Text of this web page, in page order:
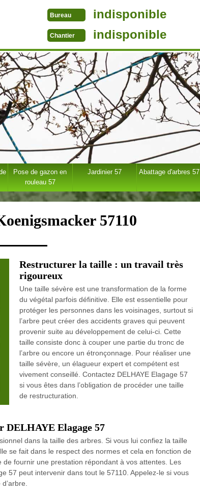
Bureau indisponible
Chantier indisponible
Pose de gazon en
rouleau 57
Jardinier 57 Abattage d'arbres 57
57110
Restructurer la taille : un travail très
rigoureux
Une taille sévère est une transformation de la forme
du végétal parfois définitive. Elle est essentielle pour
protéger les personnes dans les voisinages, surtout si
l’arbre peut créer des accidents graves qui peuvent
provenir suite au développement de celui-ci. Cette
taille consiste donc à couper une partie du tronc de
l’arbre ou encore un étronçonnage. Pour réaliser une
taille sévère, un élagueur expert et compétent est
vivement conseillé. Contactez DELHAYE Elagage 57
si vous êtes dans l’obligation de procéder une taille
de restructuration.
DELHAYE Elagage 57
dans la taille des arbres. Si vous lui confiez la taille
se fait dans le respect des normes et cela en fonction de
fournir une prestation répondant à vos attentes. Les
57 peut intervenir dans tout le 57110. Appelez-le si vous